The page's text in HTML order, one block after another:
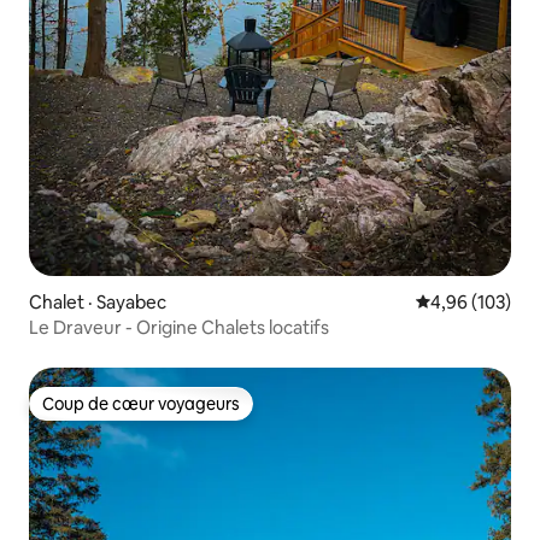
Chalet · Sayabec Note
4,96 (103)
Le Draveur - Origine Chalets locatifs
Coup de cœur voyageurs
Coup de cœur voyageurs